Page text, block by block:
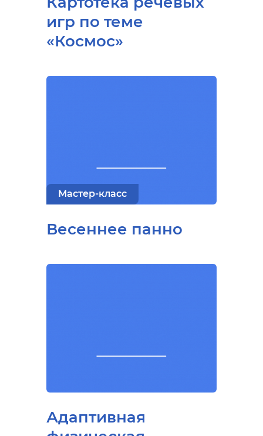
игр по теме
«Космос»
Мастер-класс
Весеннее панно
Адаптивная